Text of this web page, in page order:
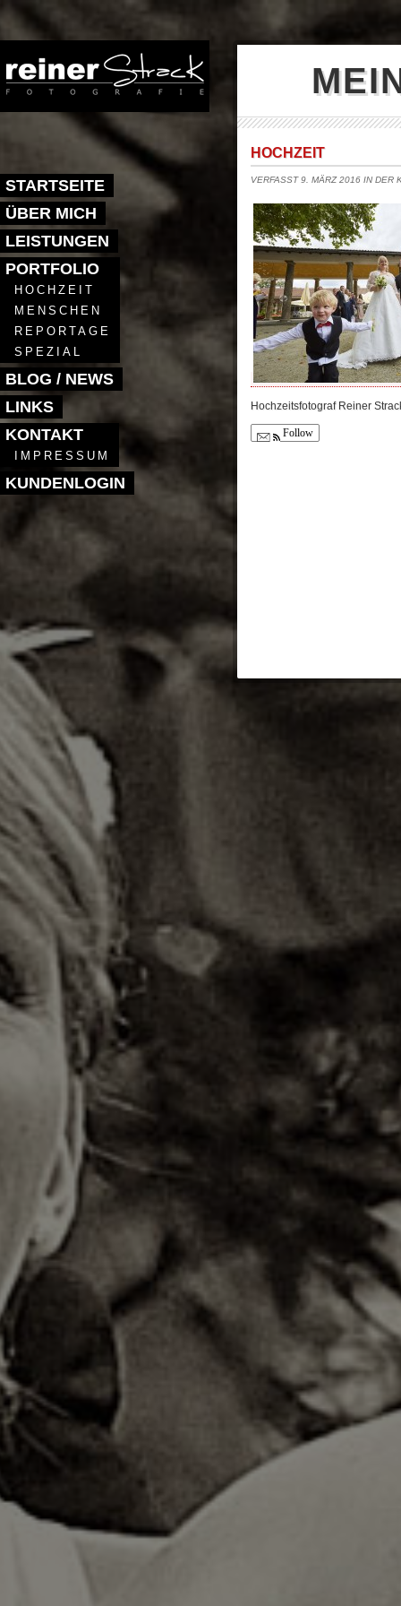
STARTSEITE
ÜBER MICH
LEISTUNGEN
PORTFOLIO
HOCHZEIT
MENSCHEN
REPORTAGE
SPEZIAL
BLOG / NEWS
LINKS
KONTAKT
IMPRESSUM
KUNDENLOGIN
HOCHZEIT
VERFASST 9. MÄRZ 2016 IN DER
Hochzeitsfotograf Reiner
Follow